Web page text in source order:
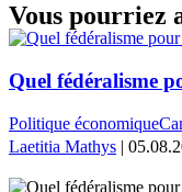
Vous pourriez
Quel fédéralisme
Politique économique
Laetitia Mathys |